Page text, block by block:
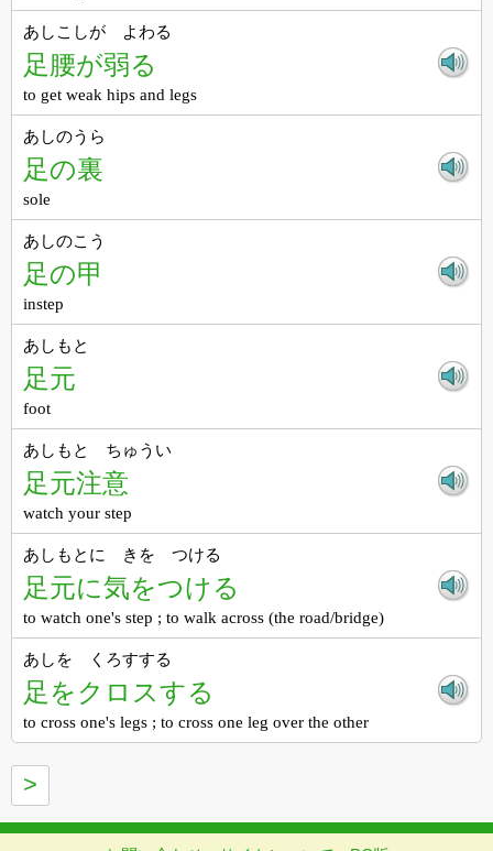
あしこしが よわる
足腰が弱る
to get weak hips and legs
あしのうら
足の裏
sole
あしのこう
足の甲
instep
あしもと
足元
foot
あしもと ちゅうい
足元注意
watch your step
あしもとに きを つける
足元に気をつける
to watch one's step ; to walk across (the road/bridge)
あしを くろすする
足をクロスする
to cross one's legs ; to cross one leg over the other
>